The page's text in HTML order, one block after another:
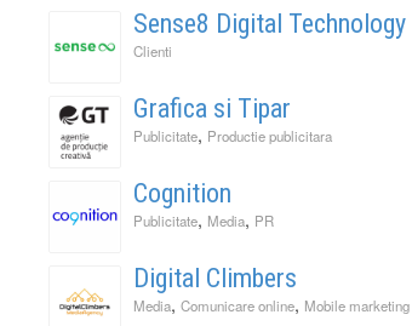
Sense8 Digital Technology
Clienti
Grafica si Tipar
Publicitate, Productie publicitara
Cognition
Publicitate, Media, PR
Digital Climbers
Media, Comunicare online, Mobile marketing